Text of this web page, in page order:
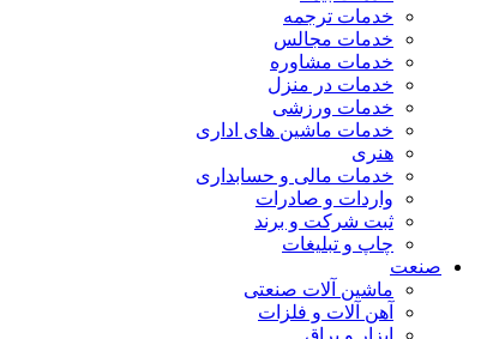
خدمات ترجمه
خدمات مجالس
خدمات مشاوره
خدمات در منزل
خدمات ورزشی
خدمات ماشین های اداری
هنری
خدمات مالی و حسابداری
واردات و صادرات
ثبت شرکت و برند
چاپ و تبلیغات
صنعت
ماشین آلات صنعتی
آهن آلات و فلزات